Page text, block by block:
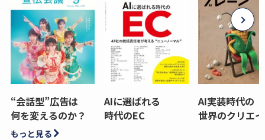
“会話型”広告は
何を変えるのか？
AIに選ばれる
時代のEC
AI実装時代の
世界のクリエ
もっと見る